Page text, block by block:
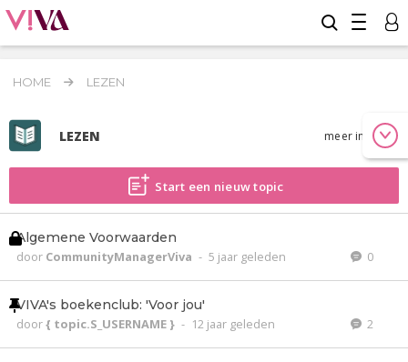
HOME LEZEN
LEZEN meer info
Start een nieuw topic
Algemene Voorwaarden
door CommunityManagerViva - 5 jaar geleden 0
VIVA's boekenclub: 'Voor jou'
door{ topic.S_USERNAME } - 12 jaar geleden 2